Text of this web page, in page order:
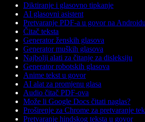
Diktiranje i glasovno tipkanje
AI glasovni asistent
Pretvaranje PDF-a u govor na Androidu
Čitač teksta
Generator ženskih glasova
Generator muških glasova
Najbolji alati za čitanje za disleksiju
Generator robotskih glasova
Anime tekst u govor
AI alat za promjenu glasa
Audio čitač PDF-ova
Može li Google Docs čitati naglas?
Proširenje za Chrome za pretvaranje
Pretvaranje hindskog teksta u govor